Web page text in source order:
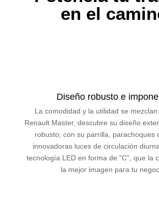
en el
Diseño robusto e
La comodidad y la utilidad se
Renault Master, descubre su diseño
robusto; con su parrilla, parachoques
innovadoras luces de circulación
tecnología LED en forma de “C”, que la
la mejor imagen para tu